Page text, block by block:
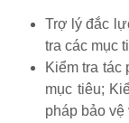
Trợ lý đắc
tra các mục
Kiểm tra tác
mục tiêu;
pháp bảo vệ